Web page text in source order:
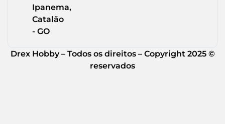
Ipanema,
Catalão
- GO
Drex Hobby – Todos os direitos – Copyright 2025 ©
reservados